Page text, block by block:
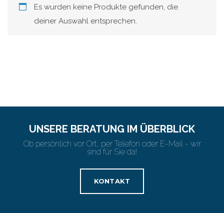
Es wurden keine Produkte gefunden, die
deiner Auswahl entsprechen.
UNSERE BERATUNG IM ÜBERBLICK
Ob persönlich vor Ort, per Telefon oder E-Mail - wir
sind für Sie da!
KONTAKT